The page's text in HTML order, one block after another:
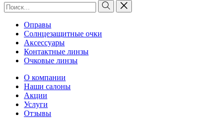
Оправы
Солнцезащитные очки
Аксессуары
Контактные линзы
Очковые линзы
О компании
Наши салоны
Акции
Услуги
Отзывы